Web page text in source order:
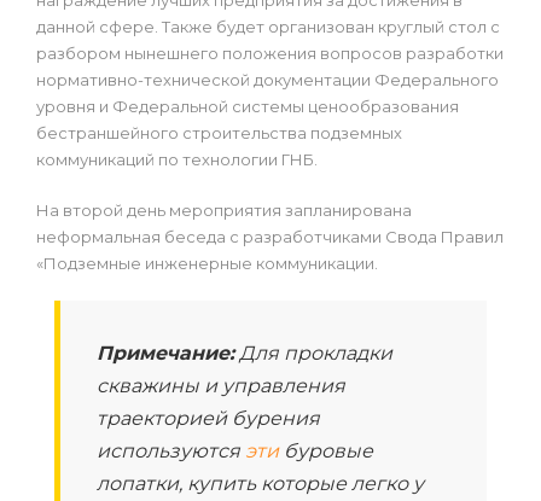
данной сфере. Также будет организован круглый стол с
разбором нынешнего положения вопросов разработки
нормативно-технической документации Федерального
уровня и Федеральной системы ценообразования
бестраншейного строительства подземных
коммуникаций по технологии ГНБ.
На второй день мероприятия запланирована
неформальная беседа с разработчиками Свода Правил
«Подземные инженерные коммуникации.
Примечание:Для прокладки
скважины и управления
траекторией бурения
используются этибуровые
лопатки, купить которые легко у